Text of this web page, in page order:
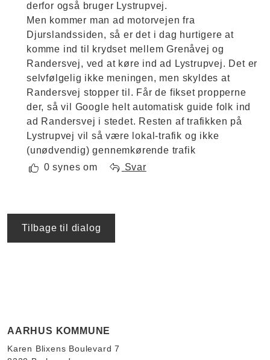
derfor også bruger Lystrupvej.
Men kommer man ad motorvejen fra
Djurslandssiden, så er det i dag hurtigere at
komme ind til krydset mellem Grenåvej og
Randersvej, ved at køre ind ad Lystrupvej. Det er
selvfølgelig ikke meningen, men skyldes at
Randersvej stopper til. Får de fikset propperne
der, så vil Google helt automatisk guide folk ind
ad Randersvej i stedet. Resten af trafikken på
Lystrupvej vil så være lokal-trafik og ikke
(unødvendig) gennemkørende trafik
0 synes om
Svar
Tilbage til dialog
AARHUS KOMMUNE
Karen Blixens Boulevard 7